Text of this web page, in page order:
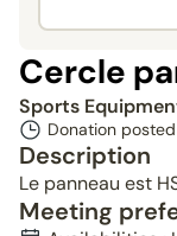
Cercle
Sports
Donation
Description
Le panneau est
Meeting